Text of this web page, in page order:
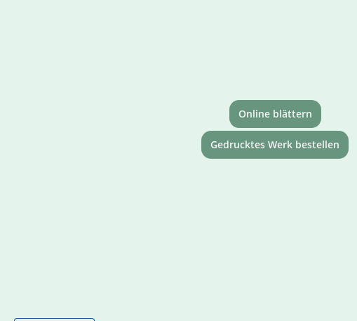
Online blättern
Gedrucktes Werk bestellen